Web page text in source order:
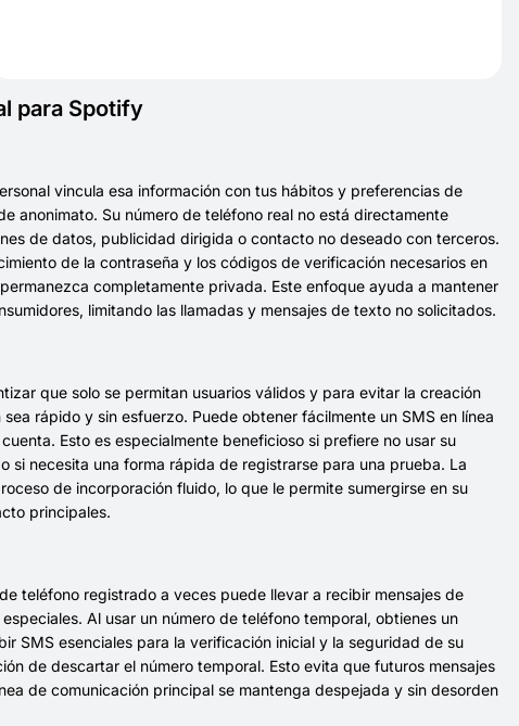
para Spotify
vincula esa información con tus hábitos y preferencias de
anonimato. Su número de teléfono real no está directamente
de datos, publicidad dirigida o contacto no deseado con terceros.
de la contraseña y los códigos de verificación necesarios en
completamente privada. Este enfoque ayuda a mantener
limitando las llamadas y mensajes de texto no solicitados.
que solo se permitan usuarios válidos y para evitar la creación
rápido y sin esfuerzo. Puede obtener fácilmente un SMS en línea
Esto es especialmente beneficioso si prefiere no usar su
si necesita una forma rápida de registrarse para una prueba. La
de incorporación fluido, lo que le permite sumergirse en su
principales.
teléfono registrado a veces puede llevar a recibir mensajes de
Al usar un número de teléfono temporal, obtienes un
SMS esenciales para la verificación inicial y la seguridad de su
de descartar el número temporal. Esto evita que futuros mensajes
de comunicación principal se mantenga despejada y sin desorden